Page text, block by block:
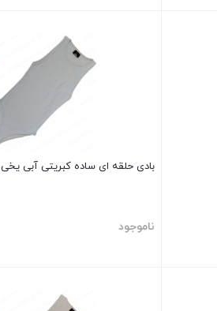
بادی حلقه ای ساده کبریتی آبی یخی
ناموجود